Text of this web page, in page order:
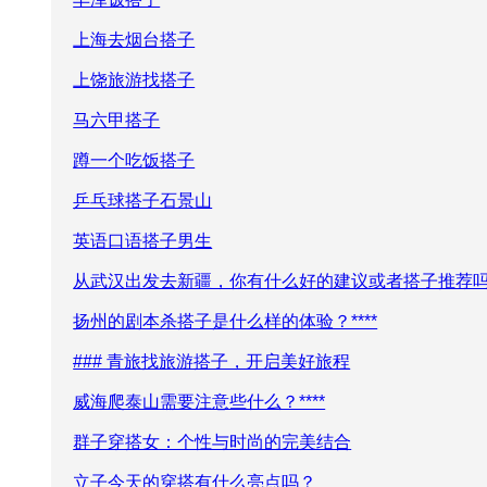
上海去烟台搭子
上饶旅游找搭子
马六甲搭子
蹲一个吃饭搭子
乒乓球搭子石景山
英语口语搭子男生
从武汉出发去新疆，你有什么好的建议或者搭子推荐
扬州的剧本杀搭子是什么样的体验？****
### 青旅找旅游搭子，开启美好旅程
威海爬泰山需要注意些什么？****
群子穿搭女：个性与时尚的完美结合
立子今天的穿搭有什么亮点吗？